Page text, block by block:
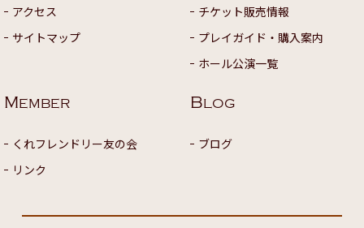
アクセス
サイトマップ
チケット販売情報
プレイガイド・購入案内
ホール公演一覧
MEMBER
くれフレンドリー友の会
リンク
BLOG
ブログ